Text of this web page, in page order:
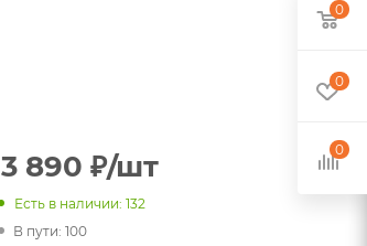
3 890 ₽/шт
Есть в наличии: 132
В пути: 100
0
0
0